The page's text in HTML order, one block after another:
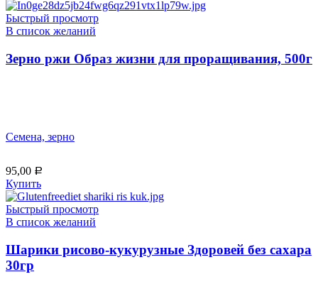
Быстрый просмотр
В список желаний
Зерно ржи Образ жизни для проращивания, 500г
Семена, зерно
95,00 Р
Купить
Быстрый просмотр
В список желаний
Шарики рисово-кукурузные Здоровей без сахара
30гр